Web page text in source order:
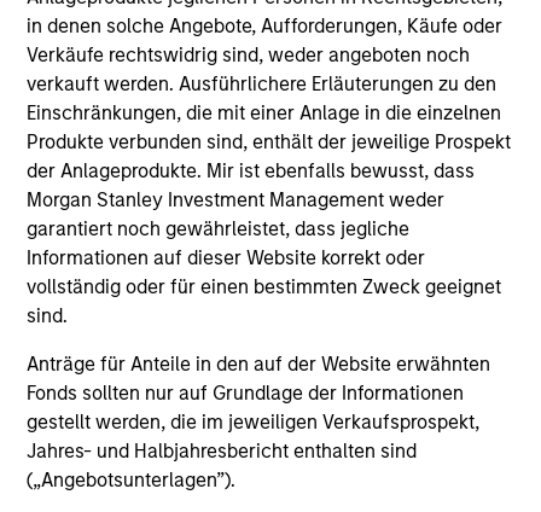
in denen solche Angebote, Aufforderungen, Käufe oder
Verkäufe rechtswidrig sind, weder angeboten noch
verkauft werden. Ausführlichere Erläuterungen zu den
Einschränkungen, die mit einer Anlage in die einzelnen
Produkte verbunden sind, enthält der jeweilige Prospekt
der Anlageprodukte. Mir ist ebenfalls bewusst, dass
Morgan Stanley Investment Management weder
garantiert noch gewährleistet, dass jegliche
Informationen auf dieser Website korrekt oder
vollständig oder für einen bestimmten Zweck geeignet
sind.
Anträge für Anteile in den auf der Website erwähnten
Fonds sollten nur auf Grundlage der Informationen
gestellt werden, die im jeweiligen Verkaufsprospekt,
Jahres- und Halbjahresbericht enthalten sind
(„Angebotsunterlagen”).
Damon Wu
Managing Director
Steven Turner, CFA
Managing Director
Investment Professionals